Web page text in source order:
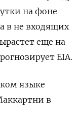
на фоне
в не входящих
еще на
EIA.
языке
в